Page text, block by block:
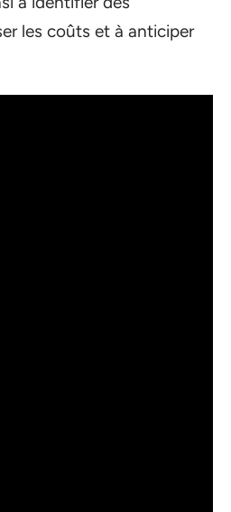
les coûts et à anticiper